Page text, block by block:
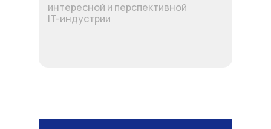
интересной и перспективной
IT-индустрии